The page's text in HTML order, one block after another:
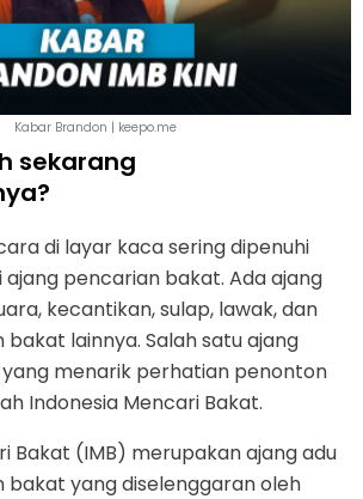
Kabar Brandon | keepo.me
sekarang
di layar kaca sering dipenuhi
pencarian bakat. Ada ajang
kecantikan, sulap, lawak, dan
lainnya. Salah satu ajang
menarik perhatian penonton
Indonesia Mencari Bakat.
Bakat (IMB) merupakan ajang adu
yang diselenggaran oleh